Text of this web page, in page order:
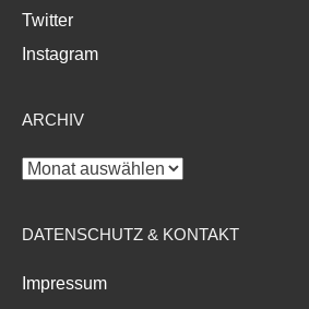
Twitter
Instagram
ARCHIV
Archiv
DATENSCHUTZ & KONTAKT
Impressum